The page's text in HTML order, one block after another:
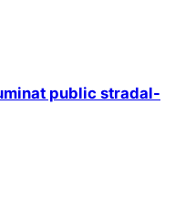
public stradal-